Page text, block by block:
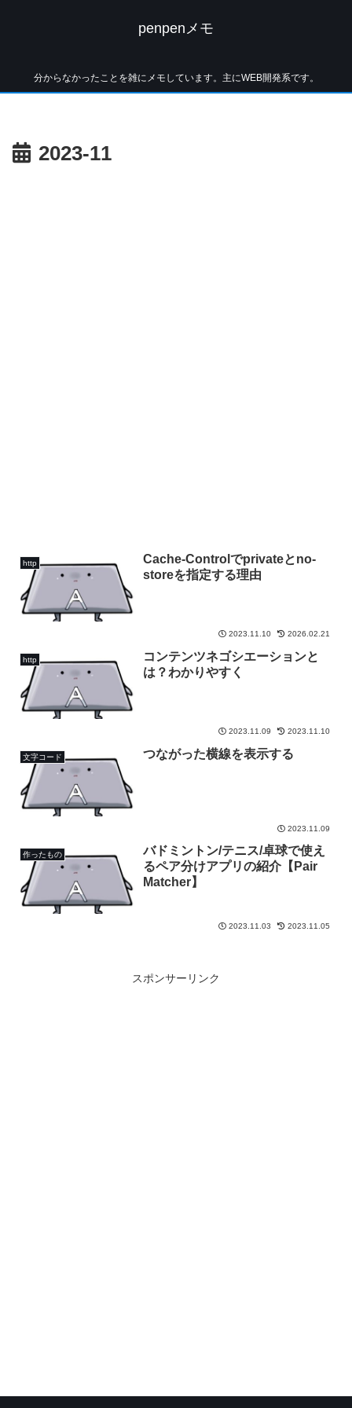
penpenメモ
分からなかったことを雑にメモしています。主にWEB開発系です。
2023-11
http
Cache-Controlでprivateとno-
storeを指定する理由
2023.11.10 2026.02.21
http
コンテンツネゴシエーションと
は？わかりやすく
2023.11.09 2023.11.10
文字コード つながった横線を表示する
2023.11.09
作ったもの
バドミントン/テニス/卓球で使え
るペア分けアプリの紹介【Pair
Matcher】
2023.11.03 2023.11.05
スポンサーリンク